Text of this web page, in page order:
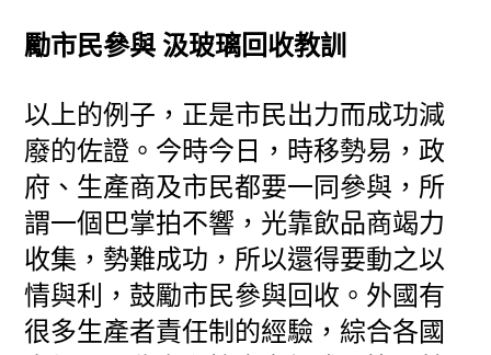
勵市民參與 汲玻璃回收教訓
以上的例子，正是市民出力而成功減
廢的佐證。今時今日，時移勢易，政
府、生產商及市民都要一同參與，所
謂一個巴掌拍不響，光靠飲品商竭力
收集，勢難成功，所以還得要動之以
情與利，鼓勵市民參與回收。外國有
很多生產者責任制的經驗，綜合各國